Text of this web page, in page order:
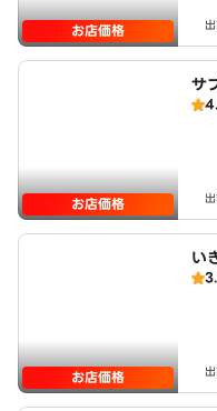
お店価格
お店価格
サ
お店価格
い